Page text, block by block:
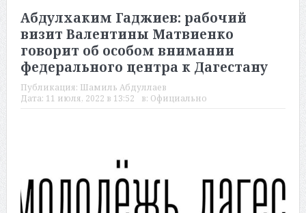
Абдулхаким Гаджиев: рабочий
визит Валентины Матвиенко
говорит об особом внимании
федерального центра к Дагестану
Публикация: Шамиль Абдуллаев
Дата: 11 июля, 2022 в 13:52 в: Официально